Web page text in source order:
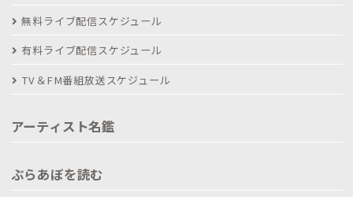
無料ライブ配信スケジュール
有料ライブ配信スケジュール
TV＆FM番組放送スケジュール
アーティスト名鑑
ぶらあぼを読む